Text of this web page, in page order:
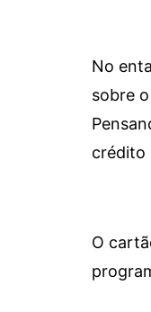
No
sobre
crédito
O